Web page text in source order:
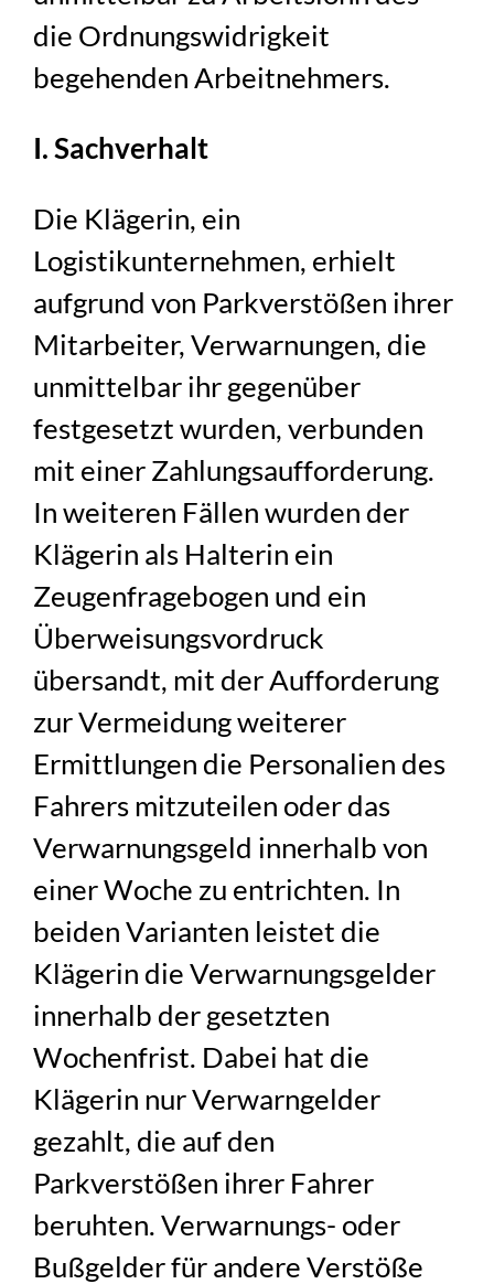
die Ordnungswidrigkeit
begehenden Arbeitnehmers.
I. Sachverhalt
Die Klägerin, ein
Logistikunternehmen, erhielt
aufgrund von Parkverstößen ihrer
Mitarbeiter, Verwarnungen, die
unmittelbar ihr gegenüber
festgesetzt wurden, verbunden
mit einer Zahlungsaufforderung.
In weiteren Fällen wurden der
Klägerin als Halterin ein
Zeugenfragebogen und ein
Überweisungsvordruck
übersandt, mit der Aufforderung
zur Vermeidung weiterer
Ermittlungen die Personalien des
Fahrers mitzuteilen oder das
Verwarnungsgeld innerhalb von
einer Woche zu entrichten. In
beiden Varianten leistet die
Klägerin die Verwarnungsgelder
innerhalb der gesetzten
Wochenfrist. Dabei hat die
Klägerin nur Verwarngelder
gezahlt, die auf den
Parkverstößen ihrer Fahrer
beruhten. Verwarnungs- oder
Bußgelder für andere Verstöße